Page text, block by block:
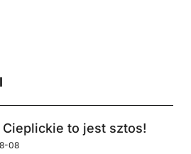
Cieplickie to jest sztos!
08